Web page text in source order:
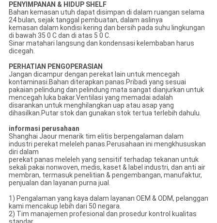
PENYIMPANAN & HIDUP SHELF
Bahan kemasan utuh dapat disimpan di dalam ruangan selama
24 bulan, sejak tanggal pembuatan, dalam aslinya
kemasan dalam kondisi kering dan bersih pada suhu lingkungan
di bawah 35 0 C dan di atas 5 0 C.
Sinar matahari langsung dan kondensasi kelembaban harus
dicegah.
PERHATIAN PENGOPERASIAN
Jangan dicampur dengan perekat lain untuk mencegah
kontaminasi.Bahan diterapkan panas.Pribadi yang sesuai
pakaian pelindung dan pelindung mata sangat dianjurkan untuk
mencegah luka bakar.Ventilasi yang memadai adalah
disarankan untuk menghilangkan uap atau asap yang
dihasilkan.Putar stok dan gunakan stok tertua terlebih dahulu.
informasi perusahaan
Shanghai Jaour menarik tim elitis berpengalaman dalam
industri perekat meleleh panas.Perusahaan ini mengkhususkan
diri dalam
perekat panas meleleh yang sensitif terhadap tekanan untuk
sekali pakai nonwoven, medis, kaset & label industri, dan anti air
membran, termasuk penelitian & pengembangan, manufaktur,
penjualan dan layanan purna jual.
1) Pengalaman yang kaya dalam layanan OEM & ODM, pelanggan
kami mencakup lebih dari 50 negara.
2) Tim manajemen profesional dan prosedur kontrol kualitas